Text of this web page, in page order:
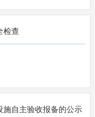
检查
自主验收报备的公示